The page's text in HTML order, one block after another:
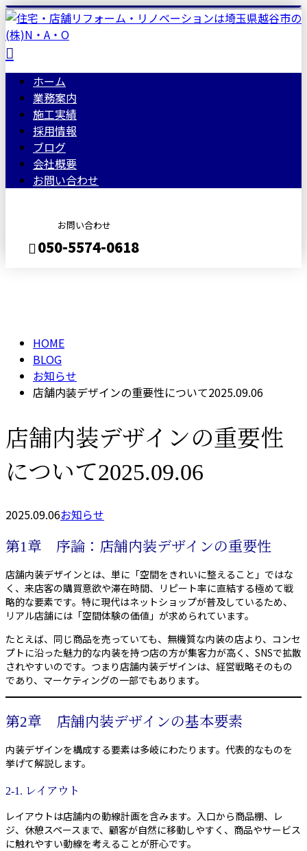
ホーム
業務案内
施工実績
採用情報
ブログ
会社概要
お問い合わせ
お問い合わせ
050-5574-0618
HOME
BLOG
お知らせ
店舗内装デザインの重要性について2025.09.06
店舗内装デザインの重要性
について2025.09.06
2025.09.06お知らせ
第1章 序論：店舗内装デザインの重要性
店舗内装デザインとは、単に「空間をきれいに整えること」ではな
く、来店客の購買意欲や滞在時間、リピート率に直結する極めて戦
略的な要素です。特に現代はネットショップが普及しているため、
リアル店舗には「空間体験の価値」が求められています。
たとえば、同じ商品を売っていても、無機質な内装の店より、コンセ
プトに沿った魅力的な内装を持つ店の方が集客力が高く、SNSで拡散
されやすいのです。つまり店舗内装デザインは、経営戦略そのもの
であり、マーケティングの一部でもあります。
第2章 店舗内装デザインの基本要素
内装デザインを構成する要素は多岐にわたります。代表的なものを
挙げて解説します。
2-1. レイアウト
レイアウトは店舗内の動線計画を含みます。入口から商品棚、レ
ジ、休憩スペースまで、顧客が自然に移動しやすく、商品やサービス
に触れやすい動線を考えることが肝心です。